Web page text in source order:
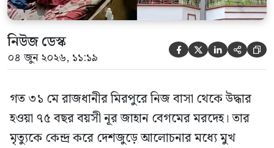
নিউজ ডেস্ক
০৪ জুন ২০২৬, ১১:১৯     
গত ৩১ মে রাজধানীর মিরপুরে নিজ বাসা থেকে উদ্ধার
হওয়া ৭৫ বছর বয়সী নূর জাহান বেগমের মরদেহ। তার
মৃত্যুকে কেন্দ্র করে দেশজুড়ে আলোচনার মধ্যে মুখ